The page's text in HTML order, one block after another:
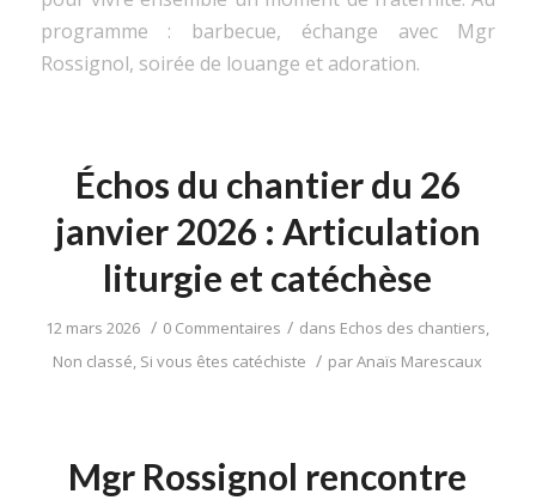
programme : barbecue, échange avec Mgr
Rossignol, soirée de louange et adoration.
Échos du chantier du 26
janvier 2026 : Articulation
liturgie et catéchèse
12 mars 2026 / 0 Commentaires / dans Echos des chantiers,
Non classé, Si vous êtes catéchiste / parAnaïs Marescaux
Mgr Rossignol rencontre